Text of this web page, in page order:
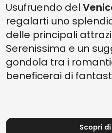
Usufruendo del
regalarti uno
delle principali
Serenissima e un
gondola tra i
beneficerai di
Scopri